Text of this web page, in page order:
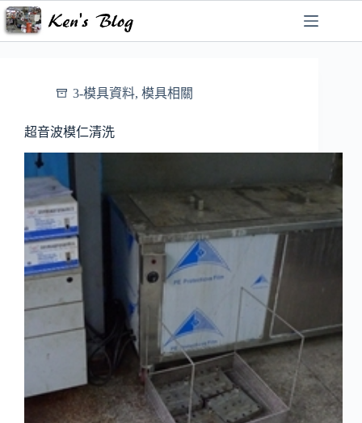
跳
至
3-模具資料, 模具相關
超音波模仁清洗